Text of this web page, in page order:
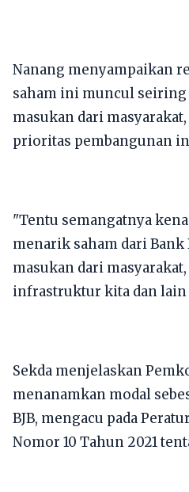
Nanang menyampaikan
saham ini muncul seiring
masukan dari
prioritas pembangunan
"Tentu semangatnya
menarik saham dari Bank
masukan dari
infrastruktur kita dan lain
Sekda menjelaskan
menanamkan modal
BJB, mengacu pada
Nomor 10 Tahun 2021